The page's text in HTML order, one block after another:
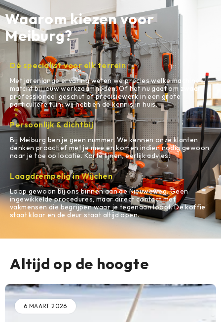
Waarom kiezen voor
Meiburg?
Dé specialist voor elk terrein
Met jarenlange ervaring weten we precies welke machine
matcht bij jouw werkzaamheden. Of het nu gaat om zwaar
professioneel geschut of precisiewerk in een grote
particuliere tuin: wij hebben de kennis in huis.
Persoonlijk & dichtbij
Bij Meiburg ben je geen nummer. We kennen onze klanten,
denken proactief met je mee en komen indien nodig gewoon
naar je toe op locatie. Korte lijnen, eerlijk advies.
Laagdrempelig in Wijchen
Loop gewoon bij ons binnen aan de Nieuweweg. Geen
ingewikkelde procedures, maar direct contact met
vakmensen die begrijpen waar je tegenaan loopt. De koffie
staat klaar en de deur staat altijd open.
Altijd op de hoogte
6 MAART 2026